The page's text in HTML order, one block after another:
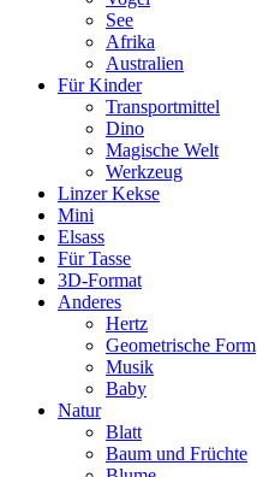
See
Afrika
Australien
Für Kinder
Transportmittel
Dino
Magische Welt
Werkzeug
Linzer Kekse
Mini
Elsass
Für Tasse
3D-Format
Anderes
Hertz
Geometrische Form
Musik
Baby
Natur
Blatt
Baum und Früchte